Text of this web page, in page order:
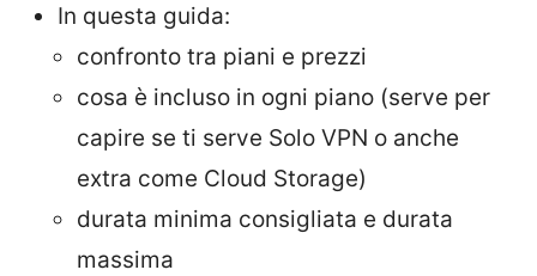
In questa guida:
confronto tra piani e prezzi
cosa è incluso in ogni piano (serve per
capire se ti serve Solo VPN o anche
extra come Cloud Storage)
durata minima consigliata e durata
massima